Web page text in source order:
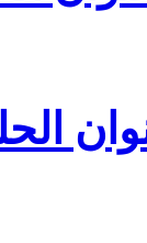
سير حتى